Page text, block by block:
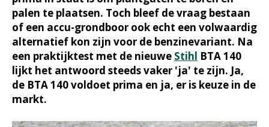
palen te plaatsen. Toch bleef de vraag bestaan
of een accu-grondboor ook echt een volwaardig
alternatief kon zijn voor de benzinevariant. Na
een praktijktest met de nieuwe Stihl BTA 140
lijkt het antwoord steeds vaker 'ja' te zijn. Ja,
de BTA 140 voldoet prima en ja, er is keuze in de
markt.